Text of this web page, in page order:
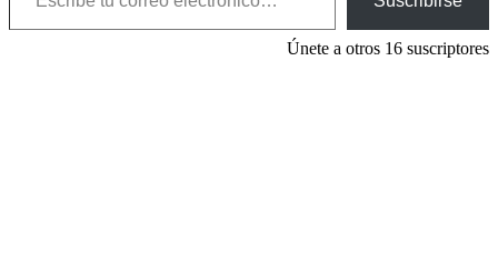
Únete a otros 16 suscriptores